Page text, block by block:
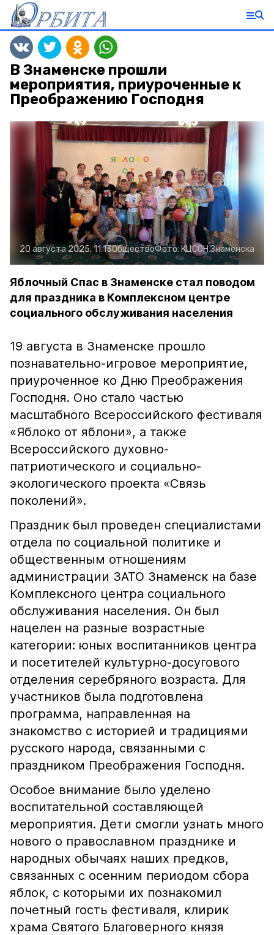
В Знаменске прошли
мероприятия, приуроченные к
Преображению Господня
20 августа 2025, 11:13ОбществоФото: КЦСОН Знаменска
Яблочный Спас в Знаменске стал поводом
для праздника в Комплексном центре
социального обслуживания населения
19 августа в Знаменске прошло
познавательно-игровое мероприятие,
приуроченное ко Дню Преображения
Господня. Оно стало частью
масштабного Всероссийского фестиваля
«Яблоко от яблони», а также
Всероссийского духовно-
патриотического и социально-
экологического проекта «Связь
поколений».
Праздник был проведен специалистами
отдела по социальной политике и
общественным отношениям
администрации ЗАТО Знаменск на базе
Комплексного центра социального
обслуживания населения. Он был
нацелен на разные возрастные
категории: юных воспитанников центра
и посетителей культурно-досугового
отделения серебряного возраста. Для
участников была подготовлена
программа, направленная на
знакомство с историей и традициями
русского народа, связанными с
праздником Преображения Господня.
Особое внимание было уделено
воспитательной составляющей
мероприятия. Дети смогли узнать много
нового о православном празднике и
народных обычаях наших предков,
связанных с осенним периодом сбора
яблок, с которыми их познакомил
почетный гость фестиваля, клирик
храма Святого Благоверного князя